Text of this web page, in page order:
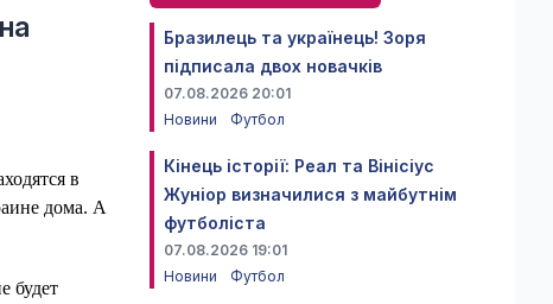
в
дома. А
будет
Бразилець та українець! Зоря
підписала двох новачків
07.08.2026 20:01
Новини
Футбол
Кінець історії: Реал та Вінісіус
Жуніор визначилися з майбутнім
футболіста
07.08.2026 19:01
Новини
Футбол